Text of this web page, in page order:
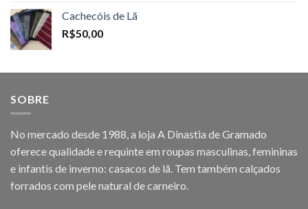
Cachecóis de Lã
R$50,00
SOBRE
No mercado desde 1988, a loja A Dinastia de Gramado
oferece qualidade e requinte em roupas masculinas, femininas
e infantis de inverno: casacos de lã. Tem também calçados
forrados com pele natural de carneiro.